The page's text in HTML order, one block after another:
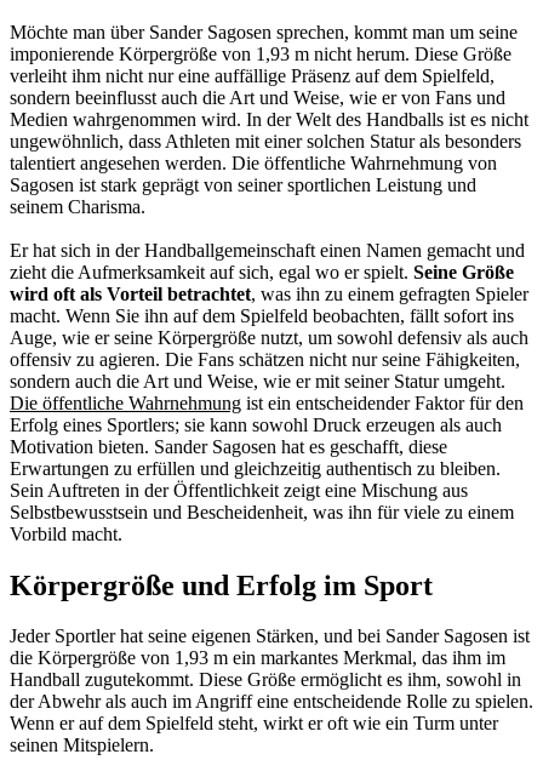
Möchte man über Sander Sagosen sprechen, kommt man um seine
imponierende Körpergröße von 1,93 m nicht herum. Diese Größe
verleiht ihm nicht nur eine auffällige Präsenz auf dem Spielfeld,
sondern beeinflusst auch die Art und Weise, wie er von Fans und
Medien wahrgenommen wird. In der Welt des Handballs ist es nicht
ungewöhnlich, dass Athleten mit einer solchen Statur als besonders
talentiert angesehen werden. Die öffentliche Wahrnehmung von
Sagosen ist stark geprägt von seiner sportlichen Leistung und
seinem Charisma.
Er hat sich in der Handballgemeinschaft einen Namen gemacht und
zieht die Aufmerksamkeit auf sich, egal wo er spielt. Seine Größe
wird oft als Vorteil betrachtet, was ihn zu einem gefragten Spieler
macht. Wenn Sie ihn auf dem Spielfeld beobachten, fällt sofort ins
Auge, wie er seine Körpergröße nutzt, um sowohl defensiv als auch
offensiv zu agieren. Die Fans schätzen nicht nur seine Fähigkeiten,
sondern auch die Art und Weise, wie er mit seiner Statur umgeht.
Die öffentliche Wahrnehmung ist ein entscheidender Faktor für den
Erfolg eines Sportlers; sie kann sowohl Druck erzeugen als auch
Motivation bieten. Sander Sagosen hat es geschafft, diese
Erwartungen zu erfüllen und gleichzeitig authentisch zu bleiben.
Sein Auftreten in der Öffentlichkeit zeigt eine Mischung aus
Selbstbewusstsein und Bescheidenheit, was ihn für viele zu einem
Vorbild macht.
Körpergröße und Erfolg im Sport
Jeder Sportler hat seine eigenen Stärken, und bei Sander Sagosen ist
die Körpergröße von 1,93 m ein markantes Merkmal, das ihm im
Handball zugutekommt. Diese Größe ermöglicht es ihm, sowohl in
der Abwehr als auch im Angriff eine entscheidende Rolle zu spielen.
Wenn er auf dem Spielfeld steht, wirkt er oft wie ein Turm unter
seinen Mitspielern.